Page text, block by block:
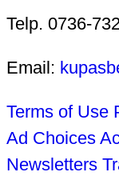
Telp. 0736-
Email:
Terms of Use
Ad Choices
Newsletters